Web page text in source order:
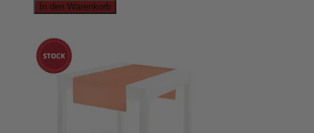
In den Warenkorb